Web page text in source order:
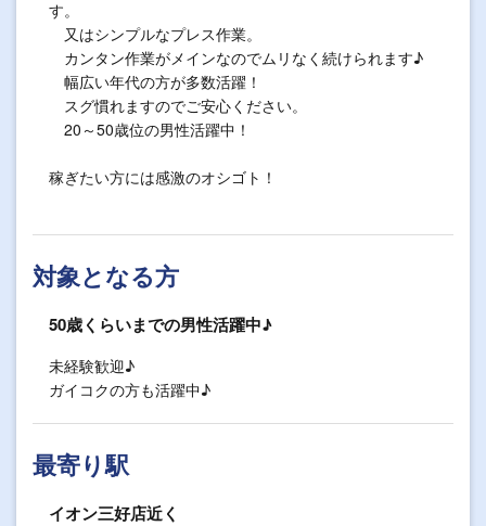
す。
又はシンプルなプレス作業。
カンタン作業がメインなのでムリなく続けられます♪
幅広い年代の方が多数活躍！
スグ慣れますのでご安心ください。
20～50歳位の男性活躍中！
稼ぎたい方には感激のオシゴト！
対象となる方
50歳くらいまでの男性活躍中♪
未経験歓迎♪
ガイコクの方も活躍中♪
最寄り駅
イオン三好店近く